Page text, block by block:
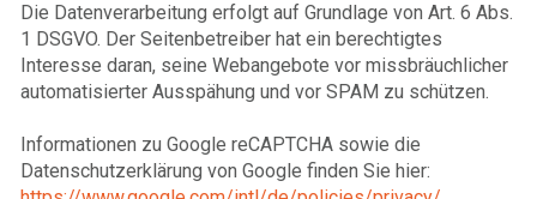
Die Datenverarbeitung erfolgt auf Grundlage von Art. 6 Abs.
1 DSGVO. Der Seitenbetreiber hat ein berechtigtes
Interesse daran, seine Webangebote vor missbräuchlicher
automatisierter Ausspähung und vor SPAM zu schützen.
Informationen zu Google reCAPTCHA sowie die
Datenschutzerklärung von Google finden Sie hier: